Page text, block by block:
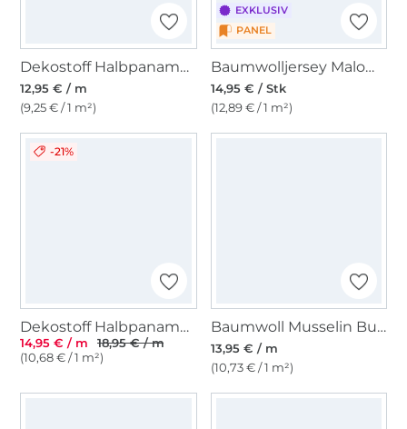
Dekostoff Halbpanama Cats Life
12,95 € / m
(9,25 € / 1 m²)
EXKLUSIV
PANEL
Baumwolljersey Malomi Panel Einhornsternenhimmel, dunkelblau 145 x 80cm
14,95 € / Stk
(12,89 € / 1 m²)
-21%
Dekostoff Halbpanama Cute Cats, Digitaldruck
14,95 € / m
18,95 € / m
(10,68 € / 1 m²)
Baumwoll Musselin Butterfly Dream, wollweiß
13,95 € / m
(10,73 € / 1 m²)